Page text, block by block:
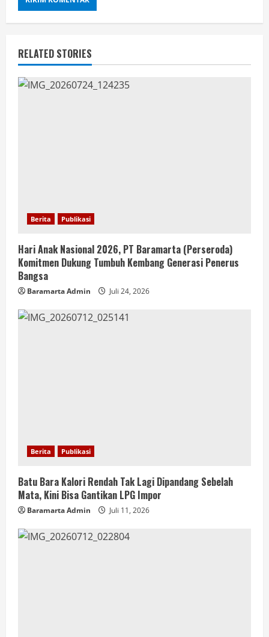
RELATED STORIES
Berita Publikasi
Hari Anak Nasional 2026, PT Baramarta (Perseroda)
Komitmen Dukung Tumbuh Kembang Generasi Penerus
Bangsa
Baramarta Admin Juli 24, 2026
Berita Publikasi
Batu Bara Kalori Rendah Tak Lagi Dipandang Sebelah
Mata, Kini Bisa Gantikan LPG Impor
Baramarta Admin Juli 11, 2026